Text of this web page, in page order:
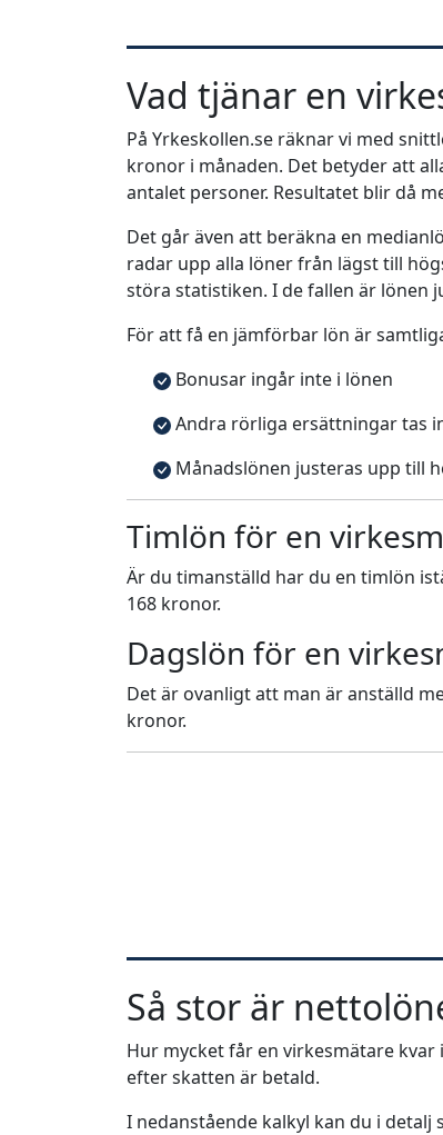
Vad tjänar en
På Yrkeskollen.se räknar vi med
kronor i månaden. Det betyder att
antalet personer. Resultatet blir då
Det går även att beräkna en
radar upp alla löner från lägst till
störa statistiken. I de fallen är lönen
För att få en jämförbar lön är
Bonusar ingår inte i lönen
Andra rörliga ersättningar tas
Månadslönen justeras upp till
Timlön för en
Är du timanställd har du en timlön
168 kronor.
Dagslön för en
Det är ovanligt att man är anställd
kronor.
Så stor är
Hur mycket får en virkesmätare
efter skatten är betald.
I nedanstående kalkyl kan du i